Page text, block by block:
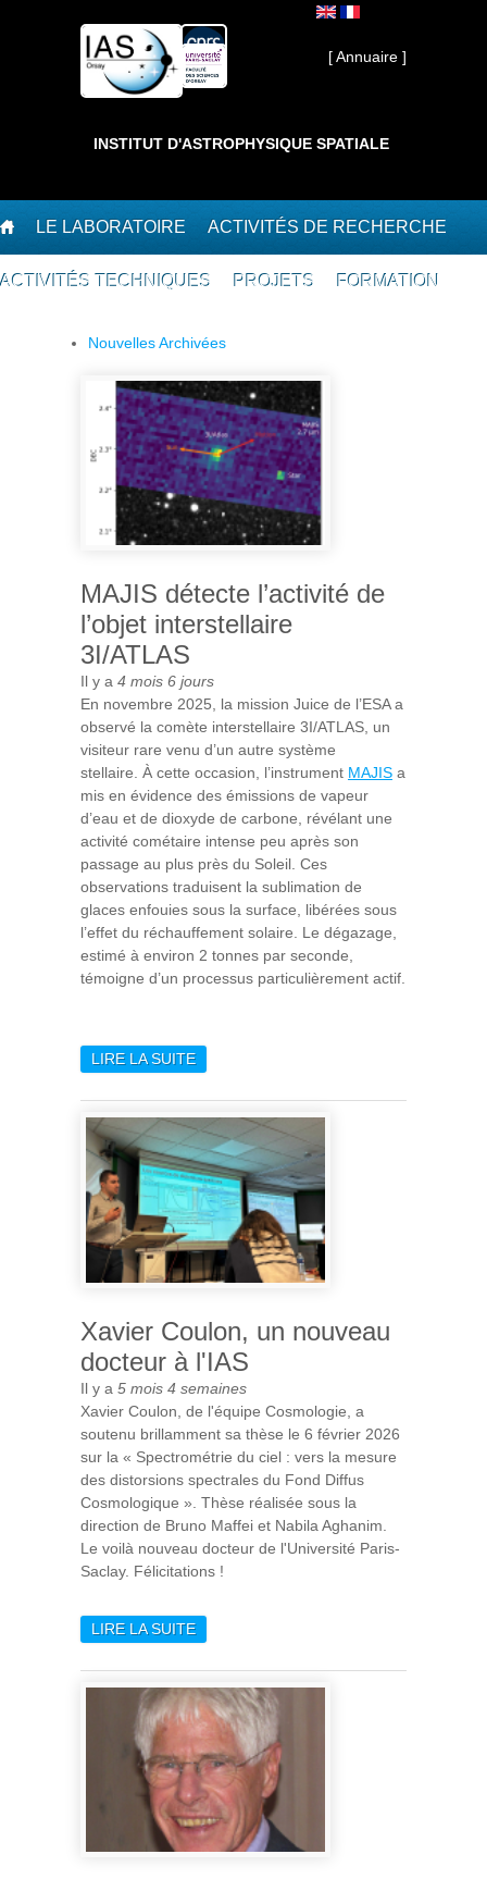
Interne ]
[ Annuaire ]
INSTITUT D'ASTROPHYSIQUE SPATIALE
LE LABORATOIRE ACTIVITÉS DE RECHERCHE
ACTIVITÉS TECHNIQUES PROJETS FORMATION
Nouvelles Archivées
MAJIS détecte l’activité de
l’objet interstellaire
3I/ATLAS
Il y a 4 mois 6 jours
En novembre 2025, la mission Juice de l’ESA a
observé la comète interstellaire 3I/ATLAS, un
visiteur rare venu d’un autre système
stellaire. À cette occasion, l’instrument MAJIS a
mis en évidence des émissions de vapeur
d’eau et de dioxyde de carbone, révélant une
activité cométaire intense peu après son
passage au plus près du Soleil. Ces
observations traduisent la sublimation de
glaces enfouies sous la surface, libérées sous
l’effet du réchauffement solaire. Le dégazage,
estimé à environ 2 tonnes par seconde,
témoigne d’un processus particulièrement actif.
LIRE LA SUITEDE MAJIS DÉTECTE
INTERSTELLAIRE 3I/ATLAS
Xavier Coulon, un nouveau
docteur à l'IAS
Il y a 5 mois 4 semaines
Xavier Coulon, de l'équipe Cosmologie, a
soutenu brillamment sa thèse le 6 février 2026
sur la « Spectrométrie du ciel : vers la mesure
des distorsions spectrales du Fond Diffus
Cosmologique ». Thèse réalisée sous la
direction de Bruno Maffei et Nabila Aghanim.
Le voilà nouveau docteur de l'Université Paris-
Saclay. Félicitations !
LIRE LA SUITEDE XAVIER COULON, UN